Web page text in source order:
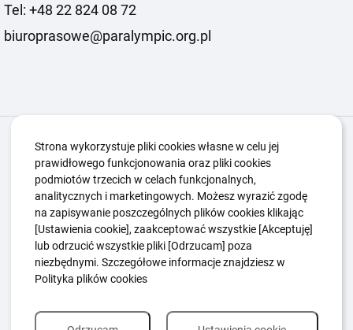
Tel: +48 22 824 08 72
biuroprasowe@paralympic.org.pl
Igrzyska Paralimpijskie O nas
Kwalifikacje ZSK
Kluby Aktualności
Edukacja
Guttmanny Kontakt
Polityka Ochrony Dzieci
Sygnaliści
Polityka plików cookie
Strona wykorzystuje pliki cookies własne w celu jej
prawidłowego funkcjonowania oraz pliki cookies
podmiotów trzecich w celach funkcjonalnych,
analitycznych i marketingowych. Możesz wyrazić zgodę
na zapisywanie poszczególnych plików cookies klikając
[Ustawienia cookie], zaakceptować wszystkie [Akceptuję]
lub odrzucić wszystkie pliki [Odrzucam] poza
niezbędnymi. Szczegółowe informacje znajdziesz w
Polityka plików cookies